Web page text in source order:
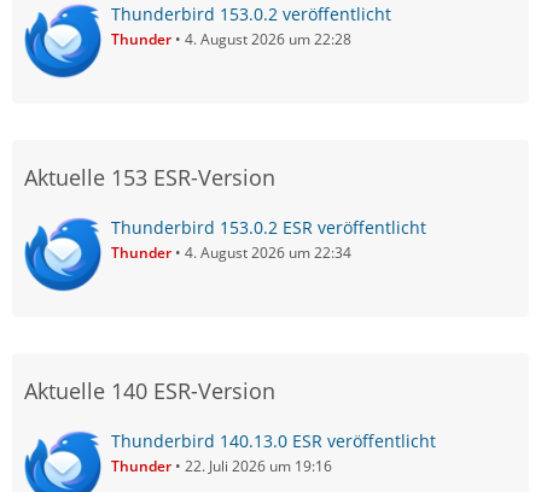
Thunderbird 153.0.2 veröffentlicht
Thunder 4. August 2026 um 22:28
Aktuelle 153 ESR-Version
Thunderbird 153.0.2 ESR veröffentlicht
Thunder 4. August 2026 um 22:34
Aktuelle 140 ESR-Version
Thunderbird 140.13.0 ESR veröffentlicht
Thunder 22. Juli 2026 um 19:16